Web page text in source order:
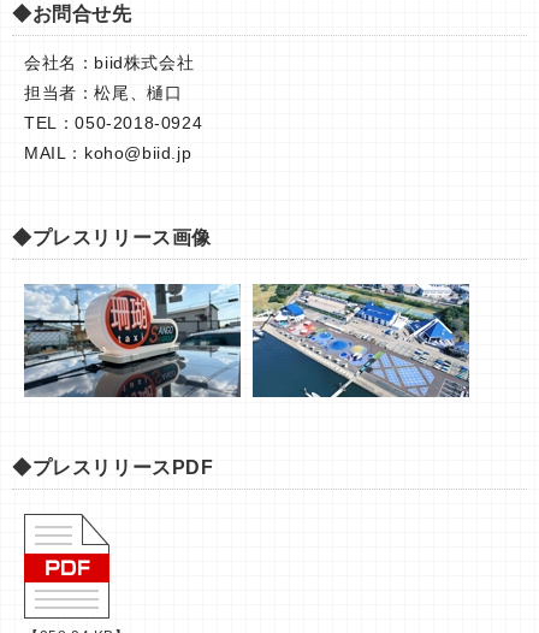
◆お問合せ先
会社名：biid株式会社
担当者：松尾、樋口
TEL：050-2018-0924
MAIL： koho@biid.jp
◆プレスリリース画像
◆プレスリリースPDF